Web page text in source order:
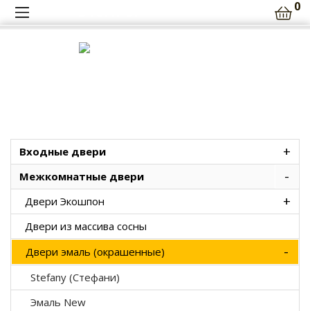
0
Входные двери +
Межкомнатные двери -
Двери Экошпон +
Двери из массива сосны
Двери эмаль (окрашенные)
-
Stefany (Стефани)
Эмаль New